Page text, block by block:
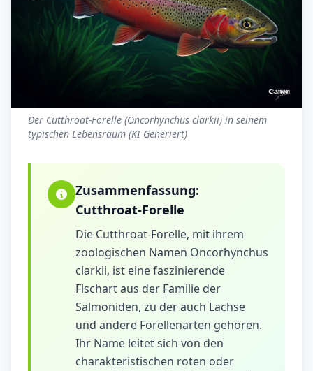
Der Cutthroat-Forelle (Oncorhynchus clarkii) in seinem
typischen Lebensraum (KI Generiert)
Zusammenfassung:
Cutthroat-Forelle
Die Cutthroat-Forelle, mit ihrem
zoologischen Namen Oncorhynchus
clarkii, ist eine faszinierende
Fischart aus der Familie der
Salmoniden, zu der auch Lachse
und andere Forellenarten gehören.
Ihr Name leitet sich von den
charakteristischen roten oder